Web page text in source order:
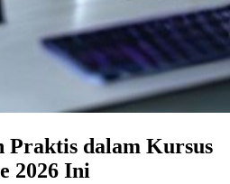
Praktis dalam Kursus
2026 Ini